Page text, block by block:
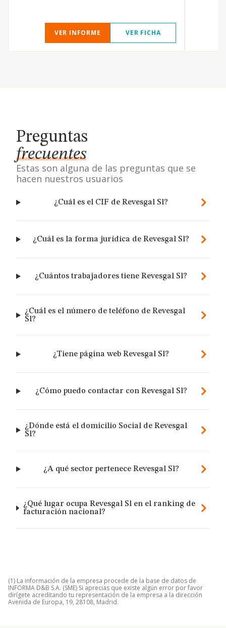
VER INFORME VER FICHA
Preguntas
frecuentes
Estas son alguna de las preguntas que se
hacen nuestros usuarios
¿Cuál es el CIF de Revesgal Sl?
¿Cuál es la forma jurídica de Revesgal Sl?
¿Cuántos trabajadores tiene Revesgal Sl?
¿Cuál es el número de teléfono de Revesgal
Sl?
¿Tiene página web Revesgal Sl?
¿Cómo puedo contactar con Revesgal Sl?
¿Dónde está el domicilio Social de Revesgal
Sl?
¿A qué sector pertenece Revesgal Sl?
¿Qué lugar ocupa Revesgal Sl en el ranking de
facturación nacional?
(1) La información de la empresa procede de la base de datos de
INFORMA D&B S.A. (SME) Si aprecias que existe algún error por favor
dirígete acreditando tu representación de la empresa a la dirección
Avenida de Europa, 19, 28108, Madrid.